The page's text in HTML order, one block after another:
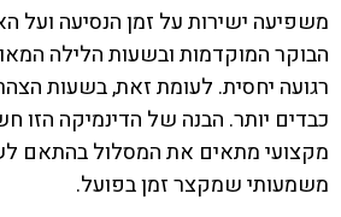
משפיעה ישירות על זמן הנסיעה ועל
הבוקר המוקדמות ובשעות הלילה
רגועה יחסית. לעומת זאת, בשעות
כבדים יותר. הבנה של הדינמיקה הזו
מקצועי מתאים את המסלול בהתאם
משמעותי שמקצר זמן בפועל.